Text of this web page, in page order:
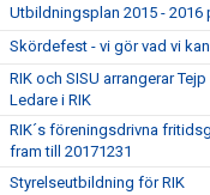
Utbildningsplan 2015 - 2016
Skördefest - vi gör vad vi kan
RIK och SISU arrangerar
Ledare i RIK
RIK´s föreningsdrivna
fram till 20171231
Styrelseutbildning för RIK